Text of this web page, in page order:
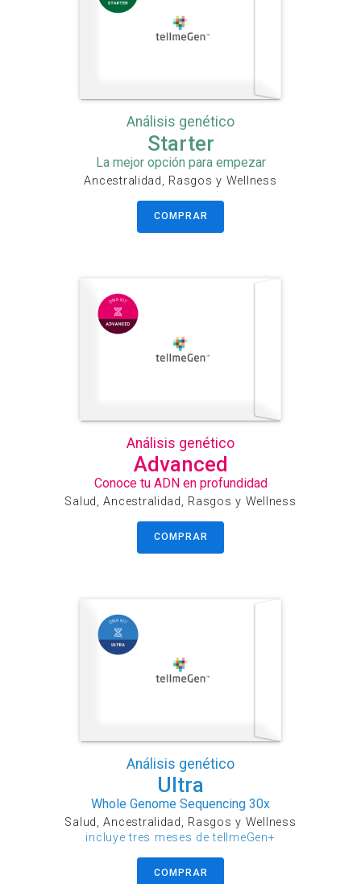
Análisis genético
Starter
La mejor opción para empezar
Ancestralidad, Rasgos y Wellness
COMPRAR
Análisis genético
Advanced
Conoce tu ADN en profundidad
Salud, Ancestralidad, Rasgos y Wellness
COMPRAR
Análisis genético
Ultra
Whole Genome Sequencing 30x
Salud, Ancestralidad, Rasgos y Wellness
incluye tres meses de tellmeGen+
COMPRAR